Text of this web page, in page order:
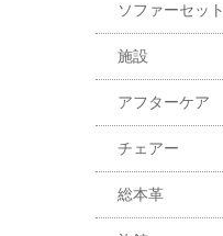
ソファーセット
施設
アフターケア
チェアー
総本革